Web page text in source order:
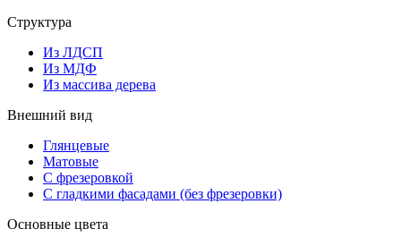
Структура
Из ЛДСП
Из МДФ
Из массива дерева
Внешний вид
Глянцевые
Матовые
С фрезеровкой
С гладкими фасадами (без фрезеровки)
Основные цвета